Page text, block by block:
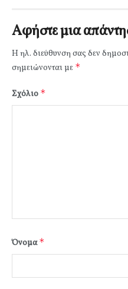
Αφήστε μια
Η ηλ. διεύθυνση σας δεν
σημειώνονται με *
Σχόλιο *
Όνομα*